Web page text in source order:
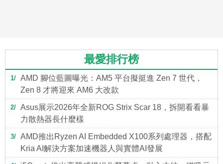
最愛排行榜
1
AMD 腳位藍圖曝光：AM5 平台擬挺進 Zen 7 世代，
Zen 8 才將迎來 AM6 大改款
2
Asus展示2026年全新ROG Strix Scar 18，拆開看看暴
力散熱器長什麼樣
3
AMD推出Ryzen AI Embedded X100系列處理器，搭配
Kria AI解決方案加速機器人與實體AI發展